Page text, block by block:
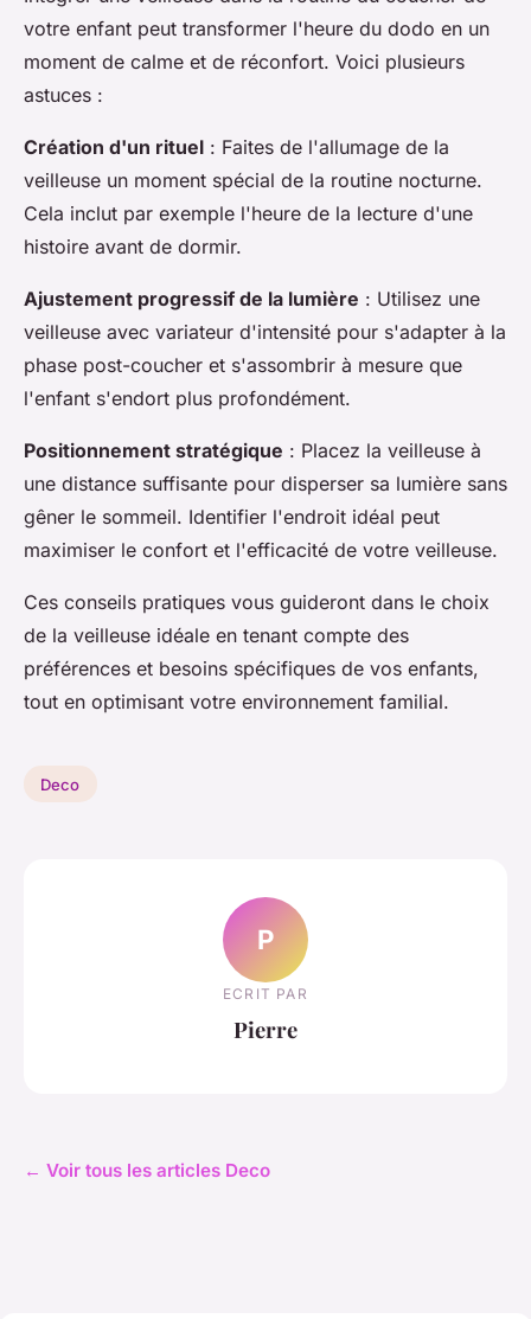
votre enfant peut transformer l'heure du dodo en un
moment de calme et de réconfort. Voici plusieurs
astuces :
Création d'un rituel : Faites de l'allumage de la
veilleuse un moment spécial de la routine nocturne.
Cela inclut par exemple l'heure de la lecture d'une
histoire avant de dormir.
Ajustement progressif de la lumière : Utilisez une
veilleuse avec variateur d'intensité pour s'adapter à la
phase post-coucher et s'assombrir à mesure que
l'enfant s'endort plus profondément.
Positionnement stratégique : Placez la veilleuse à
une distance suffisante pour disperser sa lumière sans
gêner le sommeil. Identifier l'endroit idéal peut
maximiser le confort et l'efficacité de votre veilleuse.
Ces conseils pratiques vous guideront dans le choix
de la veilleuse idéale en tenant compte des
préférences et besoins spécifiques de vos enfants,
tout en optimisant votre environnement familial.
Deco
P
ECRIT PAR
Pierre
← Voir tous les articles Deco